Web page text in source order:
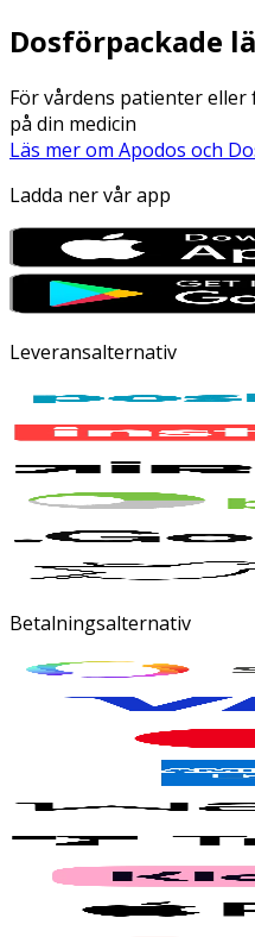
Dosförpackade
För vårdens patienter
på din medicin
Läs mer om Apodos och
Ladda ner vår app
Leveransalternativ
Betalningsalternativ